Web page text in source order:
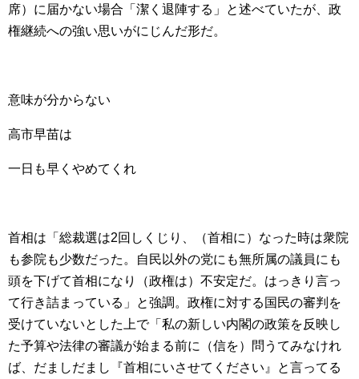
席）に届かない場合「潔く退陣する」と述べていたが、政
権継続への強い思いがにじんだ形だ。
意味が分からない
高市早苗は
一日も早くやめてくれ
首相は「総裁選は2回しくじり、（首相に）なった時は衆院
も参院も少数だった。自民以外の党にも無所属の議員にも
頭を下げて首相になり（政権は）不安定だ。はっきり言っ
て行き詰まっている」と強調。政権に対する国民の審判を
受けていないとした上で「私の新しい内閣の政策を反映し
た予算や法律の審議が始まる前に（信を）問うてみなけれ
ば、だましだまし『首相にいさせてください』と言ってる